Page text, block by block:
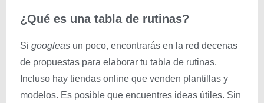
¿Qué es una tabla de rutinas?
Si googleas un poco, encontrarás en la red decenas
de propuestas para elaborar tu tabla de rutinas.
Incluso hay tiendas online que venden plantillas y
modelos. Es posible que encuentres ideas útiles. Sin